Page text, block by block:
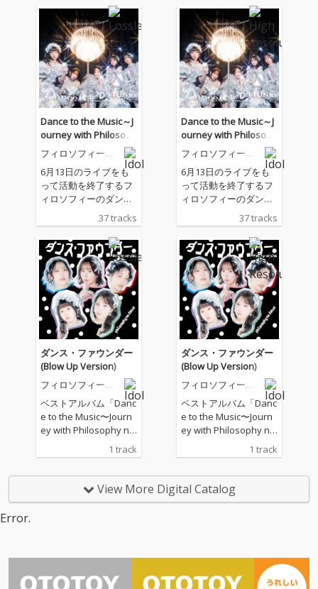
Dance to the Music～J
ourney with Philosoph
y no Dance～
フィロソフィーの
6月13日のライブをも
って活動を終了するフ
ィロソフィーのダンス
だ、「Indies Best」
と、新曲「ダンス・フ
ォー・フィロソフィ
ー」を収録した「Majo
r Best」で構成された2
枚組ベスト盤。
37 tracks
Dance to the Music～J
ourney with Philosoph
y no Dance～
フィロソフィーの
6月13日のライブをも
って活動を終了するフ
ィロソフィーのダンス
だ、「Indies Best」
と、新曲「ダンス・フ
ォー・フィロソフィ
ー」を収録した「Majo
r Best」で構成された2
枚組ベスト盤。
37 tracks
ダンス・ファウンダー
(Blow Up Version)
フィロソフィーの
ベストアルバム「Danc
e to the Music〜Journ
ey with Philosophy no
限定盤Disc3「Rare Tra
「ダンス・ファウンダ
ー（Blow Up Versio
1 track
ダンス・ファウンダー
(Blow Up Version)
フィロソフィーの
ベストアルバム「Danc
e to the Music〜Journ
ey with Philosophy no
Dance〜」の完全生産
限定盤Disc3「Rare Tra
「ダンス・ファウンダ
ー（Blow Up Versio
1 track
View More Digital Catalog
Error.